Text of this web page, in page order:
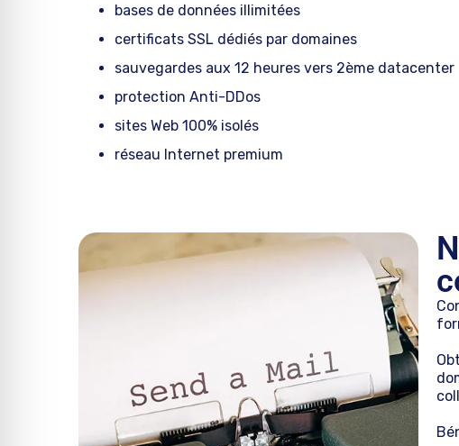
bases de données illimitées
certificats SSL dédiés par domaines
sauvegardes aux 12 heures vers 2ème datacenter
protection Anti-DDos
sites Web 100% isolés
réseau Internet premium